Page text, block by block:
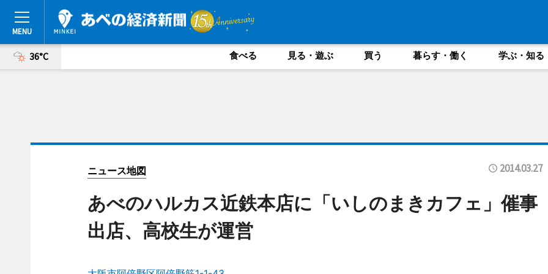
36°C 食べる 見る・遊ぶ 買う 暮らす・働く 学ぶ・知る
ニュース地図 2014.03.27
あべのハルカス近鉄本店に「いしのまきカフェ」催事
出店、高校生が運営